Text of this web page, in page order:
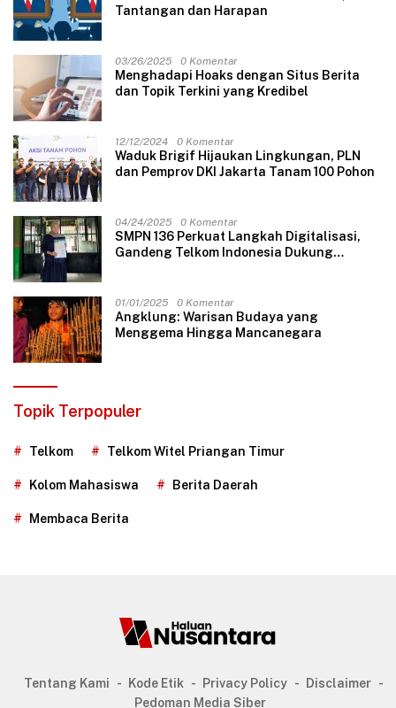
Tantangan dan Harapan
03/26/2025 0 Komentar
Menghadapi Hoaks dengan Situs Berita
dan Topik Terkini yang Kredibel
12/12/2024 0 Komentar
Waduk Brigif Hijaukan Lingkungan, PLN
dan Pemprov DKI Jakarta Tanam 100 Pohon
04/24/2025 0 Komentar
SMPN 136 Perkuat Langkah Digitalisasi,
Gandeng Telkom Indonesia Dukung
01/01/2025 0 Komentar
Angklung: Warisan Budaya yang
Menggema Hingga Mancanegara
Topik Terpopuler
Telkom Telkom Witel Priangan Timur
Kolom Mahasiswa Berita Daerah
Membaca Berita
Tentang Kami Kode Etik Privacy Policy
Disclaimer
Pedoman Media Siber